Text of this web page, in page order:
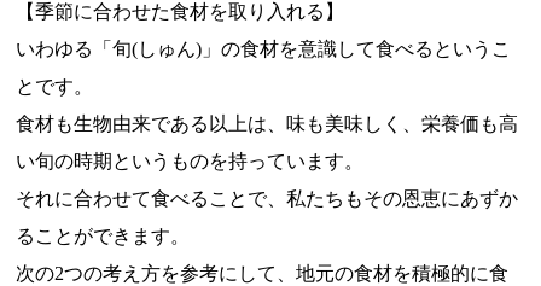
【季節に合わせた食材を取り入れる】
いわゆる「旬(しゅん)」の食材を意識して食べるというこ
とです。
食材も生物由来である以上は、味も美味しく、栄養価も高
い旬の時期というものを持っています。
それに合わせて食べることで、私たちもその恩恵にあずか
ることができます。
次の2つの考え方を参考にして、地元の食材を積極的に食